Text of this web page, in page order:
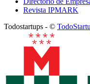
Revista IPMARK
Todostartups - ©